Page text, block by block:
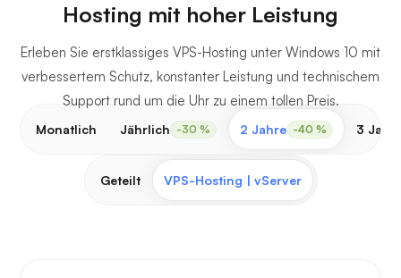
Hosting mit hoher Leistung
Erleben Sie erstklassiges VPS-Hosting unter Windows 10 mit
verbessertem Schutz, konstanter Leistung und technischem
Support rund um die Uhr zu einem tollen Preis.
Monatlich Jährlich -30 % 2 Jahre -40 % 3
Geteilt VPS-Hosting | vServer